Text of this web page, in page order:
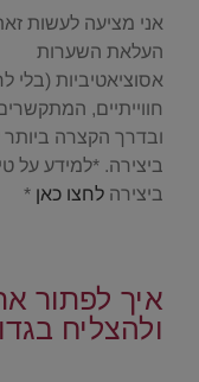
אני מציעה לעשות
העלאת השערות
אסוציאטיביות (בלי
חווייתיים,
ובדרך הקצרה
ביצירה. *למידע על
ביצירה לחצו כאן *
איך לפתור
ולהצליח